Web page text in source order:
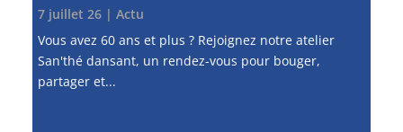
7 juillet 26| Actu
Vous avez 60 ans et plus ? Rejoignez notre atelier
San'thé dansant, un rendez-vous pour bouger,
partager et...